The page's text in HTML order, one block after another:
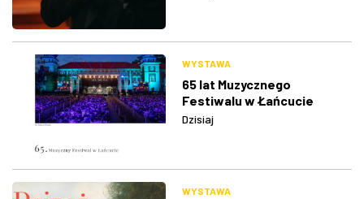
WYSTAWA
65 lat Muzycznego
Festiwalu w Łańcucie
Dzisiaj
WYSTAWA